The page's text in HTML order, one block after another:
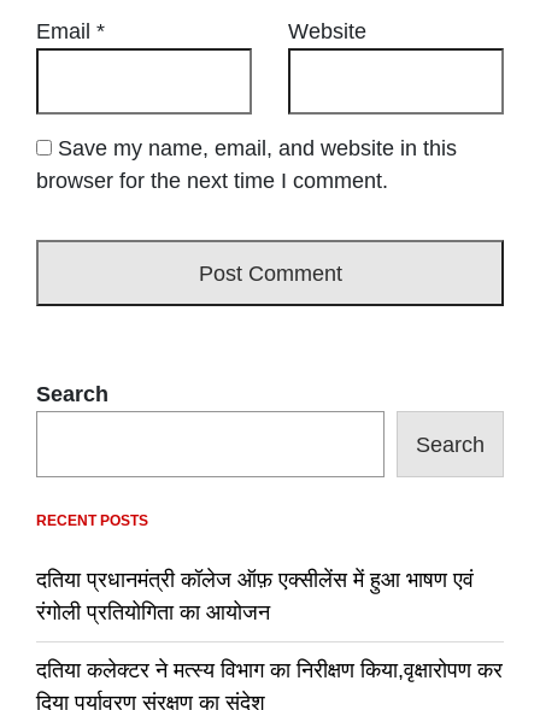
Email * Website
Save my name, email, and website in this
browser for the next time I comment.
Search
Search
RECENT POSTS
दतिया प्रधानमंत्री कॉलेज ऑफ़ एक्सीलेंस में हुआ भाषण एवं
रंगोली प्रतियोगिता का आयोजन
दतिया कलेक्टर ने मत्स्य विभाग का निरीक्षण किया,वृक्षारोपण कर
दिया पर्यावरण संरक्षण का संदेश